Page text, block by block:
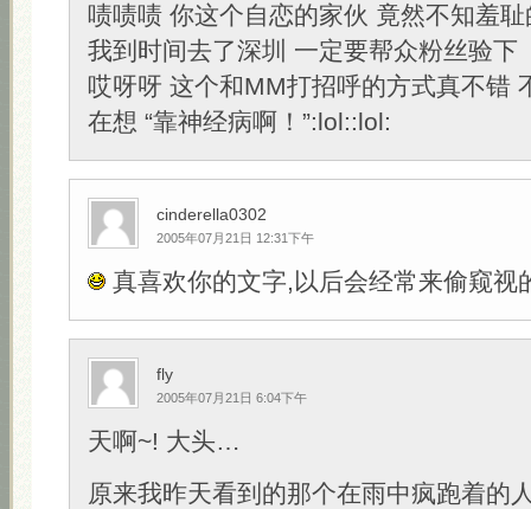
啧啧啧 你这个自恋的家伙 竟然不知羞
我到时间去了深圳 一定要帮众粉丝验下
哎呀呀 这个和MM打招呼的方式真不错
在想 “靠神经病啊！”:lol::lol:
cinderella0302
2005年07月21日 12:31下午
真喜欢你的文字,以后会经常来偷窥视
fly
2005年07月21日 6:04下午
天啊~! 大头…
原来我昨天看到的那个在雨中疯跑着的